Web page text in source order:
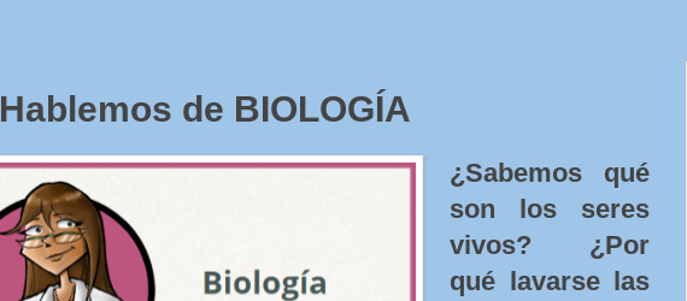
Hablemos de BIOLOGÍA
¿Sabemos qué
son los seres
vivos? ¿Por
qué lavarse las